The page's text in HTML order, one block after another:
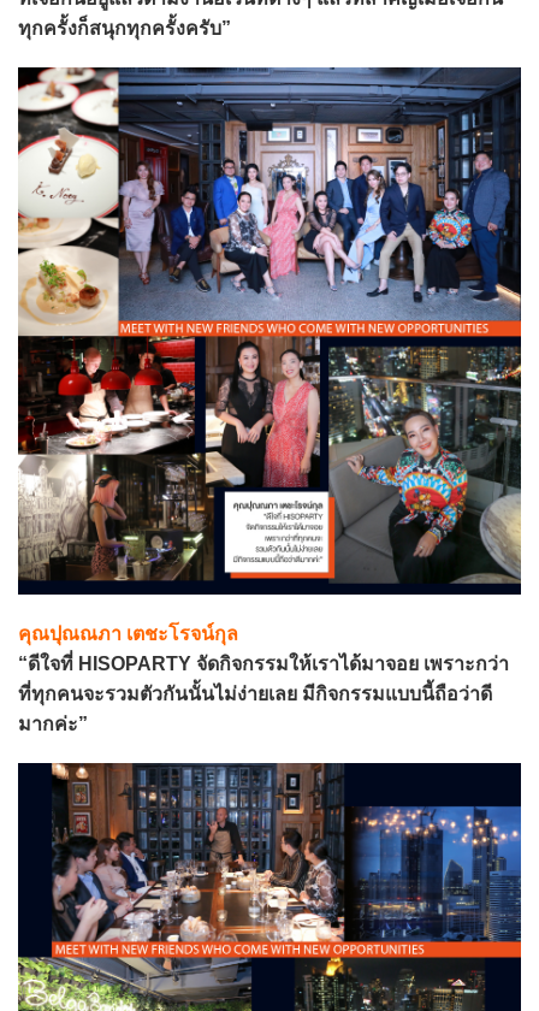
ทุกครั้งก็สนุกทุกครั้งครับ”
คุณปุณณภา เตชะโรจน์กุล
“ดีใจที่ HISOPARTY จัดกิจกรรมให้เราได้มาจอย เพราะกว่า
ที่ทุกคนจะรวมตัวกันนั้นไม่ง่ายเลย มีกิจกรรมแบบนี้ถือว่าดี
มากค่ะ”